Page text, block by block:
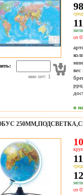
мин опт: 1
от
вес :
ррц:
в
от